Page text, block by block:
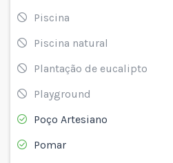
Piscina
Piscina natural
Plantação de eucalipto
Playground
Poço Artesiano
Pomar